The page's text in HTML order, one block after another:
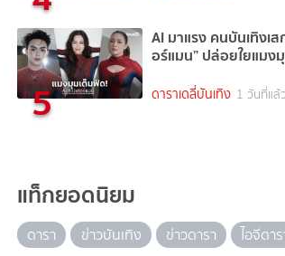
5
AI มาแรง คนบันเทิงเส
อร์แมน” ปล่อยใยแมง
ดาราเดลี่บันเทิง 1 วันที่แล้
แท็กยอดนิยม
ดารา ข่าวบันเทิง ข่าวดารา
ไอจีดา